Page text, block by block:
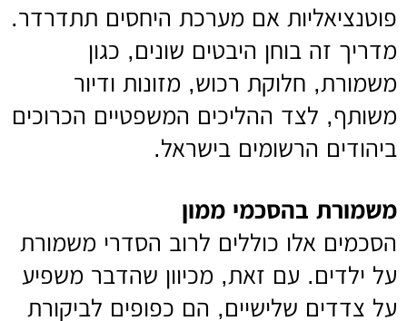
פוטנציאליות אם מערכת היחסים תתדרדר.
מדריך זה בוחן היבטים שונים, כגון
משמורת, חלוקת רכוש, מזונות ודיור
משותף, לצד ההליכים המשפטיים הכרוכים
ביהודים הרשומים בישראל.
משמורת בהסכמי ממון
הסכמים אלו כוללים לרוב הסדרי משמורת
על ילדים. עם זאת, מכיוון שהדבר משפיע
על צדדים שלישיים, הם כפופים לביקורת